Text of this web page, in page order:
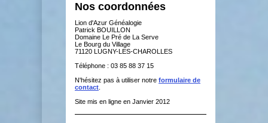
Nos coordonnées
Lion d'Azur Généalogie
Patrick BOUILLON
Domaine Le Pré de La Serve
Le Bourg du Village
71120 LUGNY-LES-CHAROLLES
Téléphone : 03 85 88 37 15
N'hésitez pas à utiliser notre formulaire de
contact
Site mis en ligne en Janvier 2012